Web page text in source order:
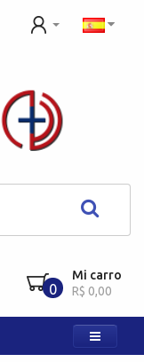
0
Mi carro
R$ 0,00